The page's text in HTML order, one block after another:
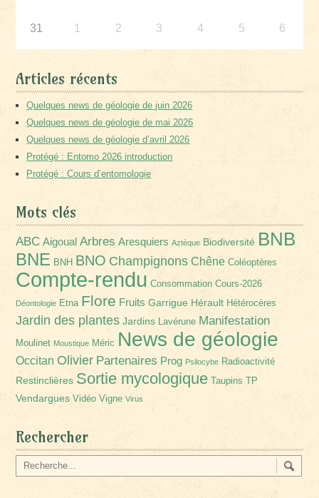
31 1 2 3 4 5 6
Articles récents
Quelques news de géologie de juin 2026
Quelques news de géologie de mai 2026
Quelques news de géologie d’avril 2026
Protégé : Entomo 2026 introduction
Protégé : Cours d’entomologie
Mots clés
ABC Aigoual Arbres Aresquiers Aztèque Biodiversité BNB
BNE BNH BNO Champignons Chêne Coléoptères
Compte-rendu Consommation Cours-2026
Déontologie Etna Flore Fruits Garrigue Hérault Hétérocères
Jardin des plantes Jardins Lavérune Manifestation
Moulinet Moustique Méric News de géologie
Occitan Olivier Partenaires Prog Psilocybe Radioactivité
Restinclières Sortie mycologique Taupins TP
Vendargues Vidéo Vigne Virus
Rechercher